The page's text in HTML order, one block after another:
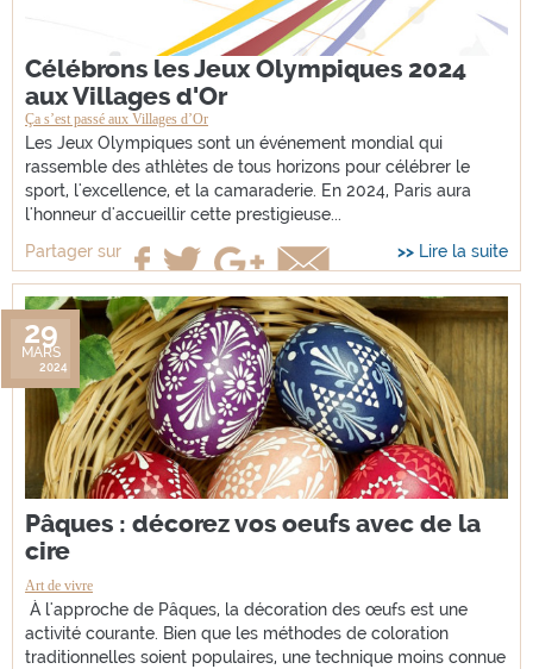
Célébrons les Jeux Olympiques 2024
aux Villages d'Or
Ça s’est passé aux Villages d’Or
Les Jeux Olympiques sont un événement mondial qui
rassemble des athlètes de tous horizons pour célébrer le
sport, l'excellence, et la camaraderie. En 2024, Paris aura
l'honneur d'accueillir cette prestigieuse...
Partager sur
Lire la suite
Pâques : décorez vos oeufs avec de la
cire
Art de vivre
29
MARS
2024
À l'approche de Pâques, la décoration des œufs est une
activité courante. Bien que les méthodes de coloration
traditionnelles soient populaires, une technique moins connue